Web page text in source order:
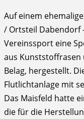
Auf einem
/ Ortsteil Dabendorf
Vereinssport eine
aus Kunststoffrasen
Belag, hergestellt.
Flutlichtanlage mit
Das Maisfeld hatte
die für die